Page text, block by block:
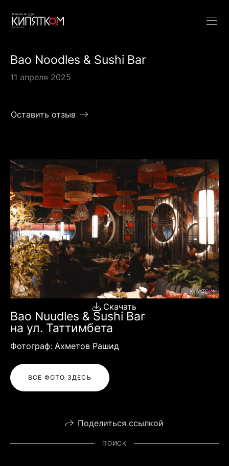
Bao Noodles & Sushi Bar
11 апреля 2025
Оставить отзыв
Скачать
Bao Nuudles & Sushi Bar
на ул. Таттимбета
Фотограф: Ахметов Рашид
ВСЕ ФОТО ЗДЕСЬ
Поделиться ссылкой
ПОИСК